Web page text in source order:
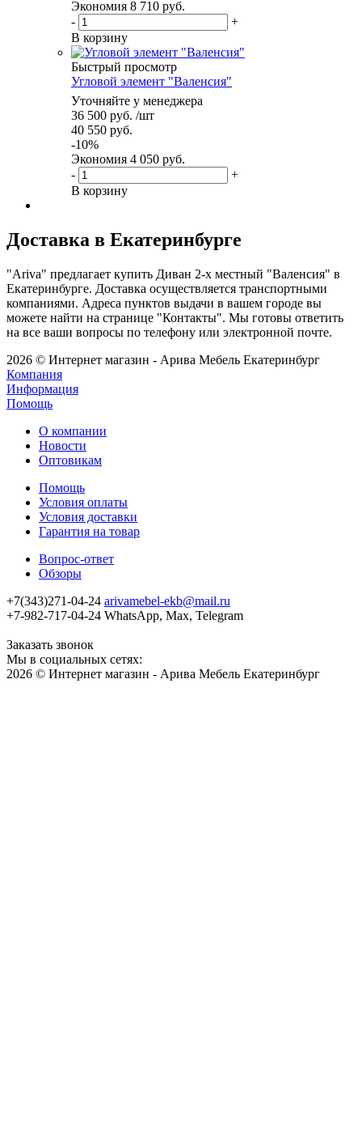
Экономия 8 710 руб.
-
+
В корзину
Быстрый просмотр
Угловой элемент "Валенсия"
Уточняйте у менеджера
36 500 руб. /шт
40 550 руб.
-10%
Экономия 4 050 руб.
-
+
В корзину
Доставка в Екатеринбурге
"Ariva" предлагает купить Диван 2-х местный "Валенсия" в
Екатеринбурге. Доставка осуществляется транспортными
компаниями. Адреса пунктов выдачи в вашем городе вы
можете найти на странице "Контакты". Мы готовы ответить
на все ваши вопросы по телефону или электронной почте.
2026 © Интернет магазин - Арива Мебель Екатеринбург
Компания
Информация
Помощь
О компании
Новости
Оптовикам
Помощь
Условия оплаты
Условия доставки
Гарантия на товар
Вопрос-ответ
Обзоры
+7(343)271-04-24 arivamebel-ekb@mail.ru
+7-982-717-04-24 WhatsApp, Max, Telegram
Заказать звонок
Мы в социальных сетях:
2026 © Интернет магазин - Арива Мебель Екатеринбург